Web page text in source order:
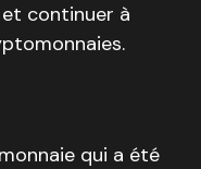
continuer à
qui a été